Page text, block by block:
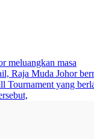
meluangkan masa
Raja Muda Johor
Tournament yang